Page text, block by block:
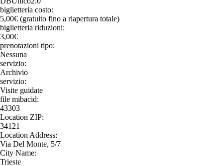
biglietteria costo:
5,00€ (gratuito fino a riapertura totale)
biglietteria riduzioni:
3,00€
prenotazioni tipo:
Nessuna
servizio:
Archivio
servizio:
Visite guidate
file mibacid:
43303
Location ZIP:
34121
Location Address:
Via Del Monte, 5/7
City Name:
Trieste